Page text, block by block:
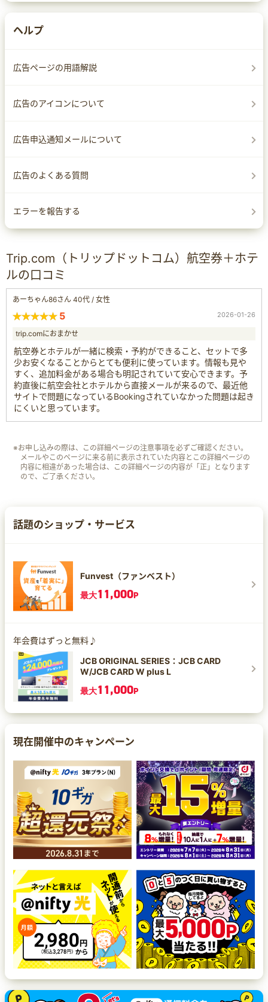
ヘルプ
広告ページの用語解説
広告のアイコンについて
広告申込通知メールについて
広告のよくある質問
エラーを報告する
Trip.com（トリップドットコム）航空券＋ホテ
ルの口コミ
あーちゃん86さん 40代 / 女性
5 2026-01-26
trip.comにおまかせ
航空券とホテルが一緒に検索・予約ができること、セットで多
少お安くなることからとても便利に使っています。情報も見や
すく、追加料金がある場合も明記されていて安心できます。予
約直後に航空会社とホテルから直接メールが来るので、最近他
サイトで問題になっているBookingされていなかった問題は起き
にくいと思っています。
※お申し込みの際は、この詳細ページの注意事項を必ずご確認ください。
メールやこのページに来る前に表示されていた内容とこの詳細ページの
内容に相違があった場合は、この詳細ページの内容が「正」となります
ので、ご了承ください。
話題のショップ・サービス
Funvest（ファンベスト）
最大11,000P
年会費はずっと無料♪
JCB ORIGINAL SERIES：JCB CARD
W/JCB CARD W plus L
最大11,000P
現在開催中のキャンペーン